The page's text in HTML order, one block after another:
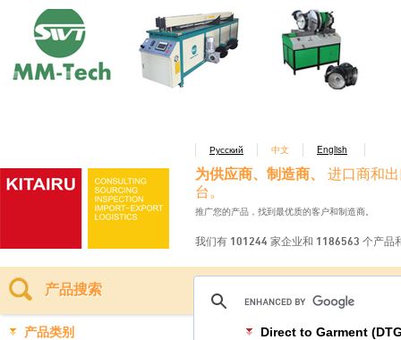
Русский 中文 English
为供应商、制造商、
进口商和
台。
推广您的产品，找到最优质的客户和制造商。
我们有 101244 家企业和 1186563 个产品
产品搜索
产品类别 Direct to Garment